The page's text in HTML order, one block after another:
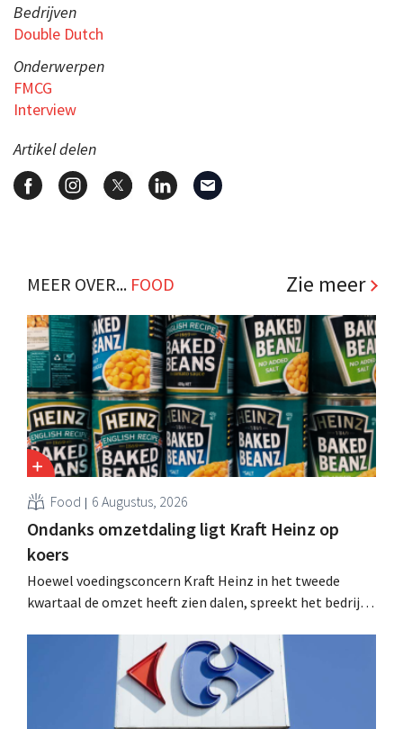
Bedrijven
Double Dutch
Onderwerpen
FMCG
Interview
Artikel delen
MEER OVER... FOOD Zie meer
Food 6 Augustus, 2026
Ondanks omzetdaling ligt Kraft Heinz op
koers
Hoewel voedingsconcern Kraft Heinz in het tweede
kwartaal de omzet heeft zien dalen, spreekt het bedrijf
multinational verhoogt de investeringen en de
vooruitzichten.